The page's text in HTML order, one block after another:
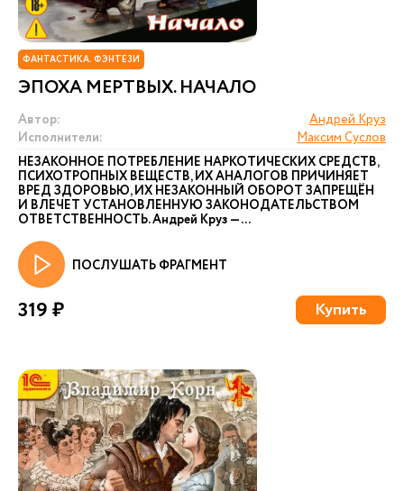
ФАНТАСТИКА. ФЭНТЕЗИ
ЭПОХА МЕРТВЫХ. НАЧАЛО
Автор:
Андрей Круз
Исполнители:
Максим Суслов
НЕЗАКОННОЕ ПОТРЕБЛЕНИЕ НАРКОТИЧЕСКИХ СРЕДСТВ,
ПСИХОТРОПНЫХ ВЕЩЕСТВ, ИХ АНАЛОГОВ ПРИЧИНЯЕТ
ВРЕД ЗДОРОВЬЮ, ИХ НЕЗАКОННЫЙ ОБОРОТ ЗАПРЕЩЁН
И ВЛЕЧЕТ УСТАНОВЛЕННУЮ ЗАКОНОДАТЕЛЬСТВОМ
ОТВЕТСТВЕННОСТЬ. Андрей Круз — ...
ПОСЛУШАТЬ ФРАГМЕНТ
319 ₽ Купить